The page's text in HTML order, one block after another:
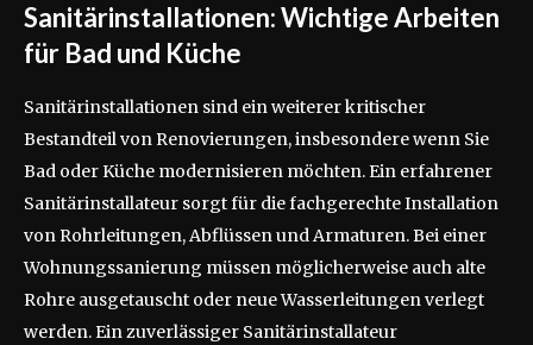
Sanitärinstallationen: Wichtige Arbeiten
für Bad und Küche
Sanitärinstallationen sind ein weiterer kritischer
Bestandteil von Renovierungen, insbesondere wenn Sie
Bad oder Küche modernisieren möchten. Ein erfahrener
Sanitärinstallateur sorgt für die fachgerechte Installation
von Rohrleitungen, Abflüssen und Armaturen. Bei einer
Wohnungssanierung müssen möglicherweise auch alte
Rohre ausgetauscht oder neue Wasserleitungen verlegt
werden. Ein zuverlässiger Sanitärinstallateur